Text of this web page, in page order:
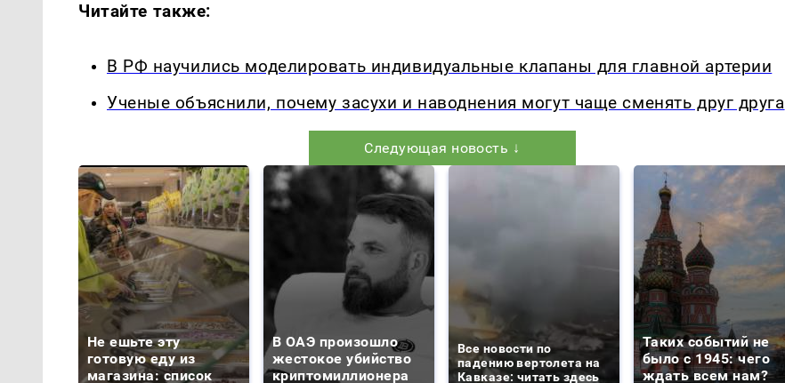
Читайте также:
В РФ научились моделировать индивидуальные клапаны для главной артерии
Ученые объяснили, почему засухи и наводнения могут чаще сменять друг друга
Следующая новость ↓
Не ешьте эту
готовую еду из
магазина: список
В ОАЭ произошло
жестокое убийство
криптомиллионера
Все новости по
падению вертолета на
Кавказе: читать здесь
Таких событий не
было с 1945: чего
ждать всем нам?